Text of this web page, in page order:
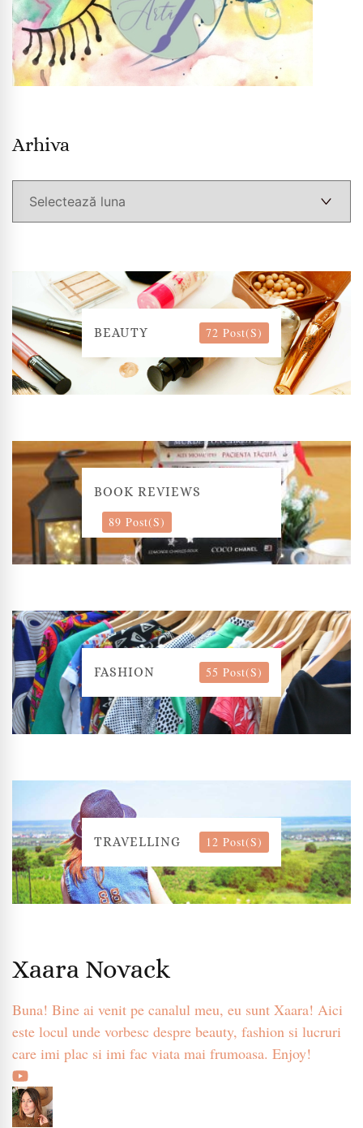
Arhiva
BEAUTY 72 Post(s)
BOOK REVIEWS
89 Post(s)
FASHION 55 Post(s)
TRAVELLING 12 Post(s)
Xaara Novack
Buna! Bine ai venit pe canalul meu, eu sunt Xaara! Aici
este locul unde vorbesc despre beauty, fashion si lucruri
care imi plac si imi fac viata mai frumoasa. Enjoy!